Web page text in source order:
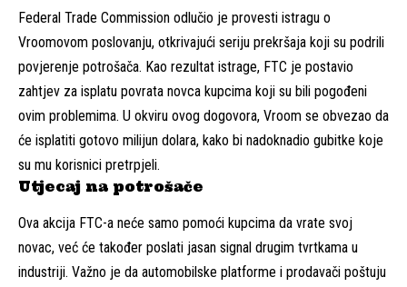
Federal Trade Commission odlučio je provesti istragu o
Vroomovom poslovanju, otkrivajući seriju prekršaja koji su podrili
povjerenje potrošača. Kao rezultat istrage, FTC je postavio
zahtjev za isplatu povrata novca kupcima koji su bili pogođeni
ovim problemima. U okviru ovog dogovora, Vroom se obvezao da
će isplatiti gotovo milijun dolara, kako bi nadoknadio gubitke koje
su mu korisnici pretrpjeli.
Utjecaj na potrošače
Ova akcija FTC-a neće samo pomoći kupcima da vrate svoj
novac, već će također poslati jasan signal drugim tvrtkama u
industriji. Važno je da automobilske platforme i prodavači poštuju